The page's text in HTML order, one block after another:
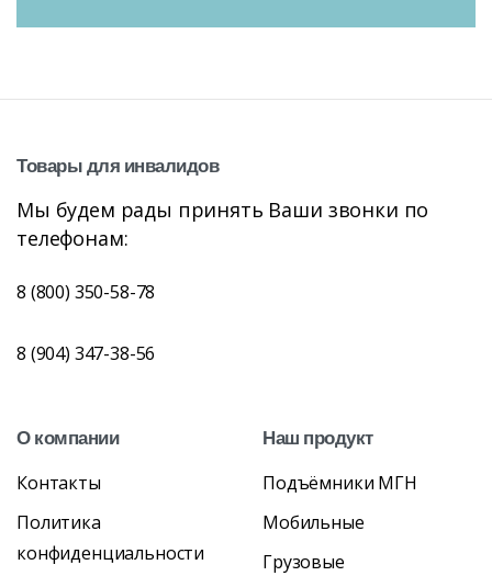
Товарыдля инвалидов
Мы будем рады принять Ваши звонки по
телефонам:
8 (800) 350-58-78
8 (904) 347-38-56
Окомпании
Контакты
Политика
конфиденциальности
Наш продукт
Подъёмники МГН
Мобильные
Грузовые